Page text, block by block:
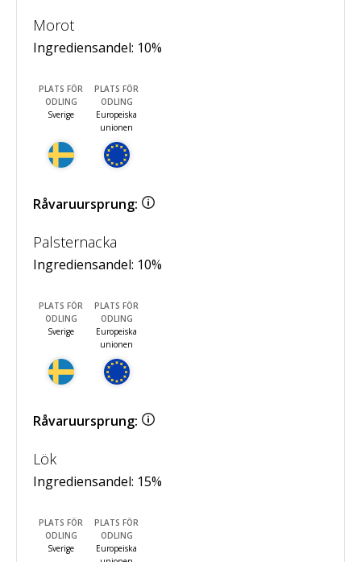
Morot
Ingrediensandel: 10%
PLATS FÖR
ODLING
Sverige
PLATS FÖR
ODLING
Europeiska
unionen
Råvaruursprung:
Palsternacka
Ingrediensandel: 10%
PLATS FÖR
ODLING
Sverige
PLATS FÖR
ODLING
Europeiska
unionen
Råvaruursprung:
Lök
Ingrediensandel: 15%
PLATS FÖR
ODLING
Sverige
PLATS FÖR
ODLING
Europeiska